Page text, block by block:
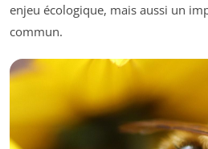
enjeu écologique, mais aussi un
commun.